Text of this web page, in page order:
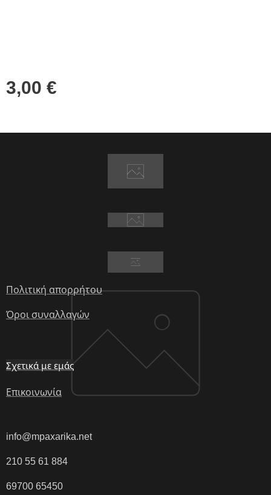
3,00 €
Πολιτική απορρήτου
Όροι συναλλαγών
Σχετικά με εμάς
Επικοινωνία
info@mpaxarika.net
210 55 61 884
69700 65450